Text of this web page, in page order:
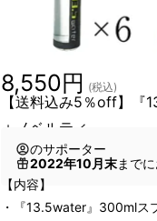
【送料込み5％off】『
＋ノベルティ
8,550円 (税込)
のサポーター
2022年10月末まで
【内容】
・『13.5water』300mlス